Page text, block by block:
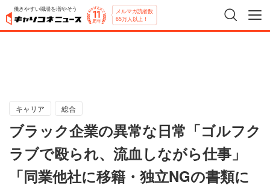
働きやすい職場を増やそう メルマガ読者数
65万人以上！
キャリア 総合
ブラック企業の異常な日常「ゴルフク
ラブで殴られ、流血しながら仕事」
「同業他社に移籍・独立NGの書類に